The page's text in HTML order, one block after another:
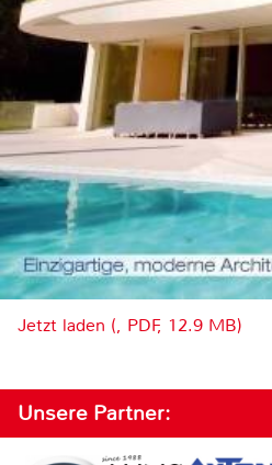
Jetzt laden (, PDF, 12.9 MB)
Unsere Partner: